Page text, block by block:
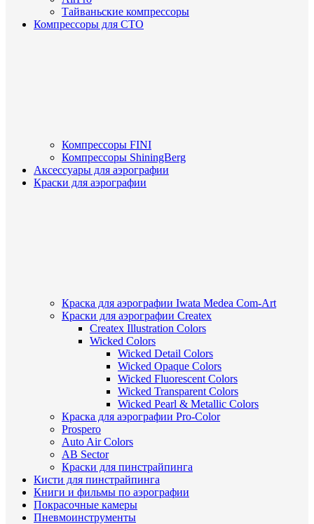
Тайваньские компрессоры
Компрессоры для СТО
Компрессоры FINI
Компрессоры ShiningBerg
Аксессуары для аэрографии
Краски для аэрографии
Краска для аэрографии Iwata Medea Com-Art
Краски для аэрографии Createx
Createx Illustration Colors
Wicked Colors
Wicked Detail Colors
Wicked Opaque Colors
Wicked Fluorescent Colors
Wicked Transparent Colors
Wicked Pearl & Metallic Colors
Краска для аэрографии Pro-Color
Prospero
Auto Air Colors
AB Sector
Краски для пинстрайпинга
Кисти для пинстрайпинга
Книги и фильмы по аэрографии
Покрасочные камеры
Пневмоинструменты